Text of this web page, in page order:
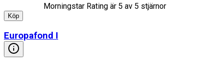
Morningstar Rating är 5 av 5 stjärnor
Köp
Europafond I